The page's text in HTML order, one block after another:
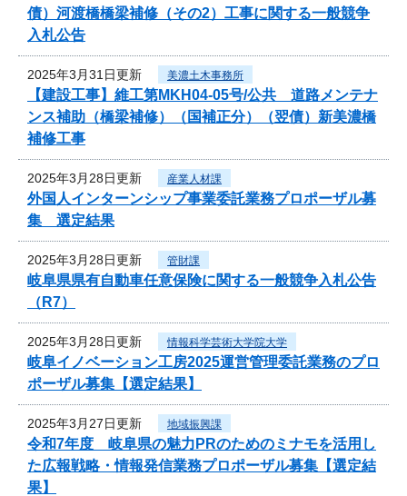
債）河渡橋橋梁補修（その2）工事に関する一般競争
入札公告
2025年3月31日更新 美濃土木事務所
【建設工事】維工第MKH04-05号/公共 道路メンテナ
ンス補助（橋梁補修）（国補正分）（翌債）新美濃橋
補修工事
2025年3月28日更新 産業人材課
外国人インターンシップ事業委託業務プロポーザル募
集 選定結果
2025年3月28日更新 管財課
岐阜県県有自動車任意保険に関する一般競争入札公告
（R7）
2025年3月28日更新 情報科学芸術大学院大学
岐阜イノベーション工房2025運営管理委託業務のプロ
ポーザル募集【選定結果】
2025年3月27日更新 地域振興課
令和7年度 岐阜県の魅力PRのためのミナモを活用し
た広報戦略・情報発信業務プロポーザル募集【選定結
果】